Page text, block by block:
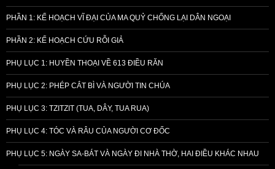
PHẦN 1: KẾ HOẠCH VĨ ĐẠI CỦA MA QUỶ CHỐNG LẠI DÂN NGOẠI
PHẦN 2: KẾ HOẠCH CỨU RỖI GIẢ
PHỤ LỤC 1: HUYỀN THOẠI VỀ 613 ĐIỀU RĂN
PHỤ LỤC 2: PHÉP CẮT BÌ VÀ NGƯỜI TIN CHÚA
PHỤ LỤC 3: TZITZIT (TUA, DÂY, TUA RUA)
PHỤ LỤC 4: TÓC VÀ RÂU CỦA NGƯỜI CƠ ĐỐC
PHỤ LỤC 5: NGÀY SA-BÁT VÀ NGÀY ĐI NHÀ THỜ, HAI ĐIỀU KHÁC NHAU